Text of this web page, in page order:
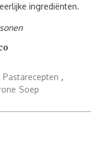
ingrediënten.
Pastarecepten ,
Soep